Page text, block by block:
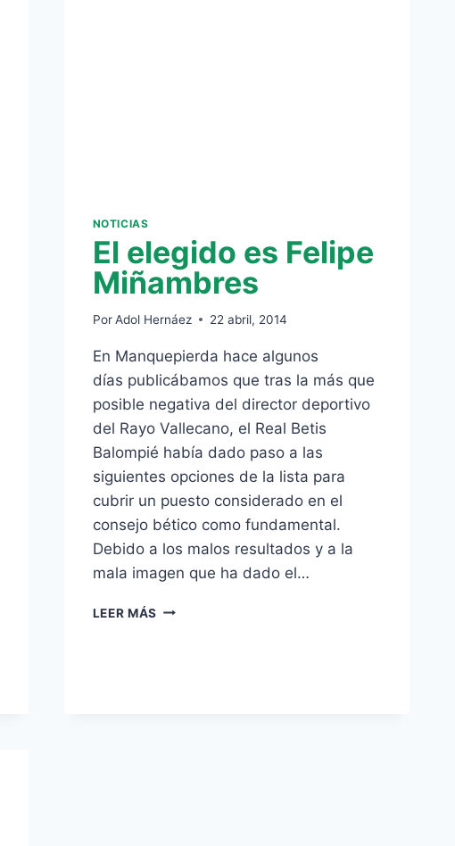
NOTICIAS
El elegido es Felipe
Miñambres
Por Adol Hernáez 22 abril, 2014
En Manquepierda hace algunos
días publicábamos que tras la más que
posible negativa del director deportivo
del Rayo Vallecano, el Real Betis
Balompié había dado paso a las
siguientes opciones de la lista para
cubrir un puesto considerado en el
consejo bético como fundamental.
Debido a los malos resultados y a la
mala imagen que ha dado el…
LEER MÁS EL